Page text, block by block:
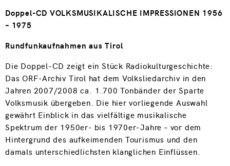
Doppel-CD VOLKSMUSIKALISCHE IMPRESSIONEN 1956
– 1975
Rundfunkaufnahmen aus Tirol
Die Doppel-CD zeigt ein Stück Radiokulturgeschichte:
Das ORF-Archiv Tirol hat dem Volksliedarchiv in den
Jahren 2007/2008 ca. 1.700 Ton­bänder der Sparte
Volksmusik übergeben. Die hier vorliegende Auswahl
gewährt Einblick in das vielfältige musikalische
Spektrum der 1950er- bis 1970er-Jahre – vor dem
Hintergrund des aufkeimenden Tourismus und den
damals unterschiedlichsten klanglichen Einflüssen.